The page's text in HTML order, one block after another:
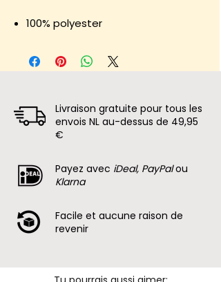
100% polyester
Livraison gratuite pour tous les
envois NL au-dessus de 49,95
€
Payez avec iDeal, PayPalou
Klarna
Facile et aucune raison de
revenir